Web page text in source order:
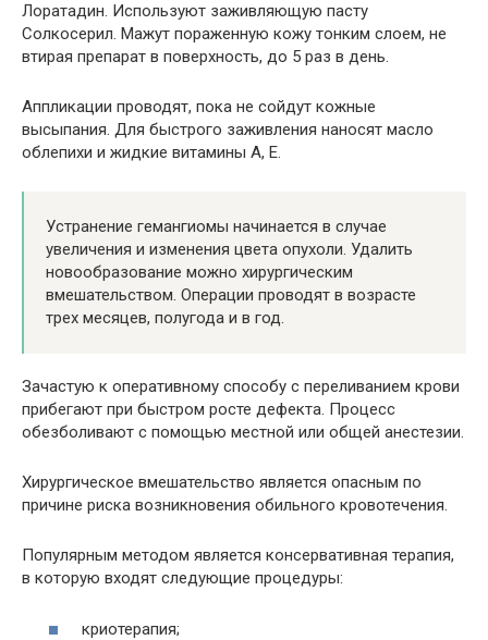
Лоратадин. Используют заживляющую пасту
Солкосерил. Мажут пораженную кожу тонким слоем, не
втирая препарат в поверхность, до 5 раз в день.
Аппликации проводят, пока не сойдут кожные
высыпания. Для быстрого заживления наносят масло
облепихи и жидкие витамины А, Е.
Устранение гемангиомы начинается в случае
увеличения и изменения цвета опухоли. Удалить
новообразование можно хирургическим
вмешательством. Операции проводят в возрасте
трех месяцев, полугода и в год.
Зачастую к оперативному способу с переливанием крови
прибегают при быстром росте дефекта. Процесс
обезболивают с помощью местной или общей анестезии.
Хирургическое вмешательство является опасным по
причине риска возникновения обильного кровотечения.
Популярным методом является консервативная терапия,
в которую входят следующие процедуры:
криотерапия;